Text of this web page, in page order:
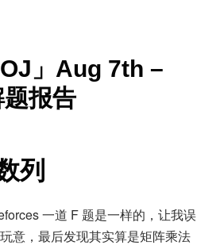
」Aug 7th –
报告
列
一道 F 题是一样的，让我误
意，最后发现其实算是矩阵乘法